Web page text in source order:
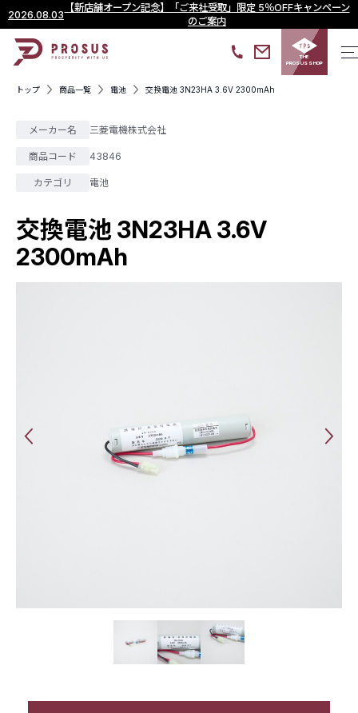
2026.08.03
【新店舗オープン記念】「ご来社受取」限定 5％OFFキャンペーン
のご案内
THE
PROSUS SHOP
トップ 商品一覧 電池 交換電池 3N23HA 3.6V 2300mAh
メーカー名 三菱電機株式会社
商品コード 43846
カテゴリ 電池
交換電池 3N23HA 3.6V
2300mAh